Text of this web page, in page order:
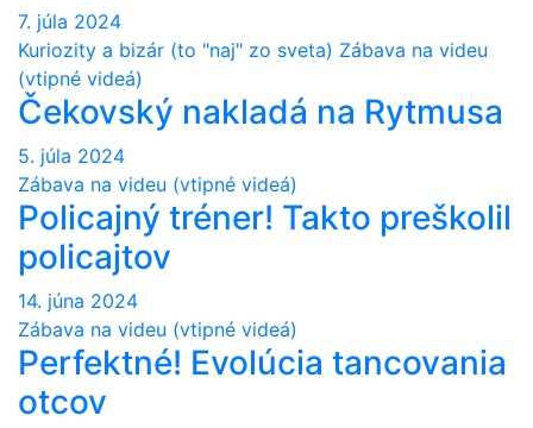
7. júla 2024
Kuriozity a bizár (to "naj" zo sveta) Zábava na videu
(vtipné videá)
Čekovský nakladá na Rytmusa
5. júla 2024
Zábava na videu (vtipné videá)
Policajný tréner! Takto preškolil
policajtov
14. júna 2024
Zábava na videu (vtipné videá)
Perfektné! Evolúcia tancovania
otcov